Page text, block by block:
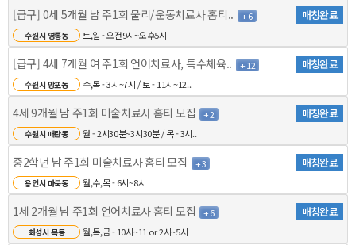
[급구] 0세 5개월 남 주1회 물리/운동치료사 홈티.. + 6 매칭완료
수원시 영통동 토,일 - 오전9시~오후5시
[급구] 4세 7개월 여 주1회 언어치료사, 특수체육.. + 12 매칭완료
수원시 망포동 수,목 - 3시~7시 / 토 - 11시~12..
4세 9개월 남 주1회 미술치료사 홈티 모집 + 2 매칭완료
수원시 매탄동 월 - 2시30분~3시30분 / 목 - 3시..
중2학년 남 주1회 미술치료사 홈티 모집 + 3 매칭완료
용인시 마북동 월,수,목 - 6시~8시
1세 2개월 남 주1회 언어치료사 홈티 모집 + 6 매칭완료
화성시 목동 월,목,금 - 10시~11 or 2시~5시